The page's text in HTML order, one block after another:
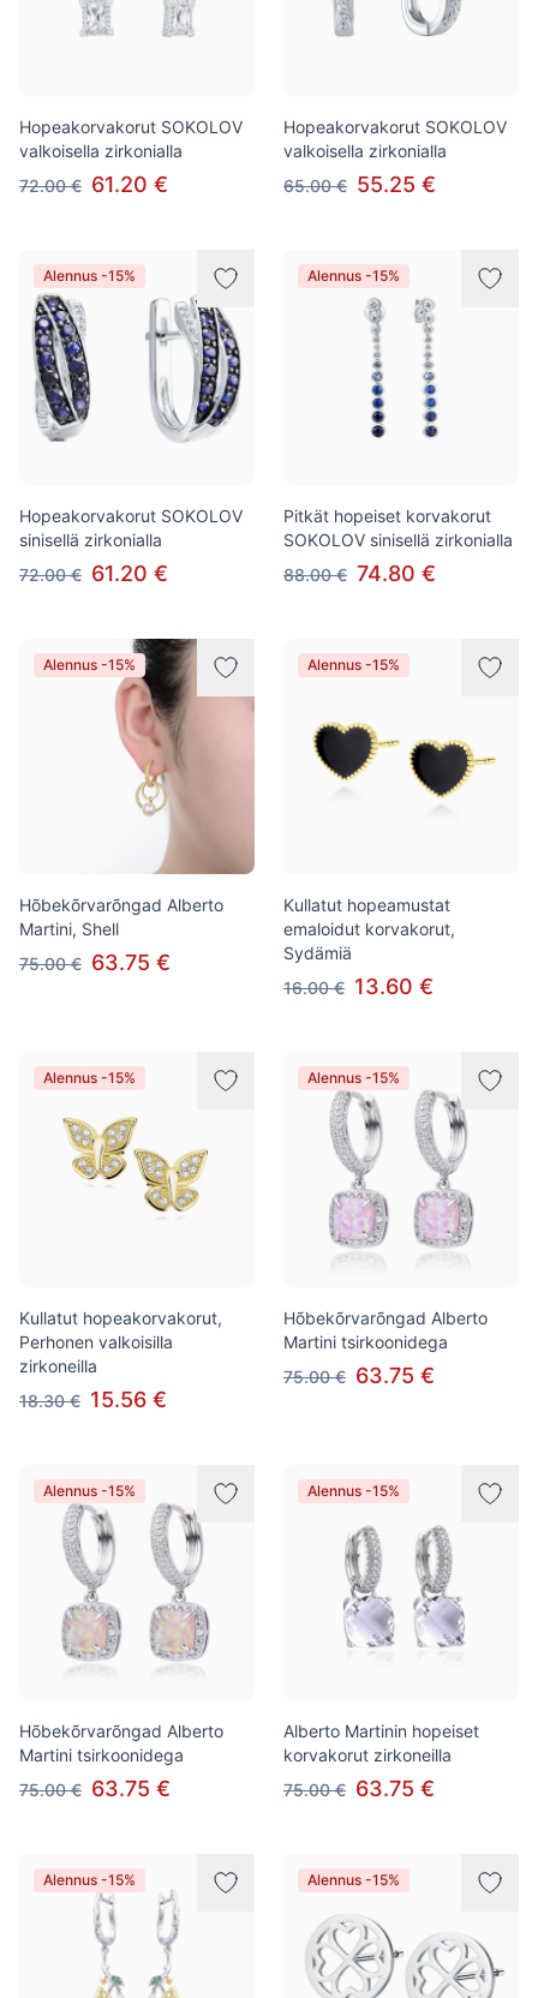
Hopeakorvakorut SOKOLOV
valkoisella zirkonialla
72.00 € 61.20 €
Hopeakorvakorut SOKOLOV
valkoisella zirkonialla
65.00 € 55.25 €
Alennus -15%
Hopeakorvakorut SOKOLOV
sinisellä zirkonialla
72.00 € 61.20 €
Alennus -15%
Pitkät hopeiset korvakorut
SOKOLOV sinisellä zirkonialla
88.00 € 74.80 €
Alennus -15%
Hõbekõrvarõngad Alberto
Martini, Shell
75.00 € 63.75 €
Alennus -15%
Kullatut hopeamustat
emaloidut korvakorut,
Sydämiä
16.00 € 13.60 €
Alennus -15%
Kullatut hopeakorvakorut,
Perhonen valkoisilla
zirkoneilla
18.30 € 15.56 €
Alennus -15%
Hõbekõrvarõngad Alberto
Martini tsirkoonidega
75.00 € 63.75 €
Alennus -15%
Hõbekõrvarõngad Alberto
Martini tsirkoonidega
75.00 € 63.75 €
Alennus -15%
Alberto Martinin hopeiset
korvakorut zirkoneilla
75.00 € 63.75 €
Alennus -15% Alennus -15%